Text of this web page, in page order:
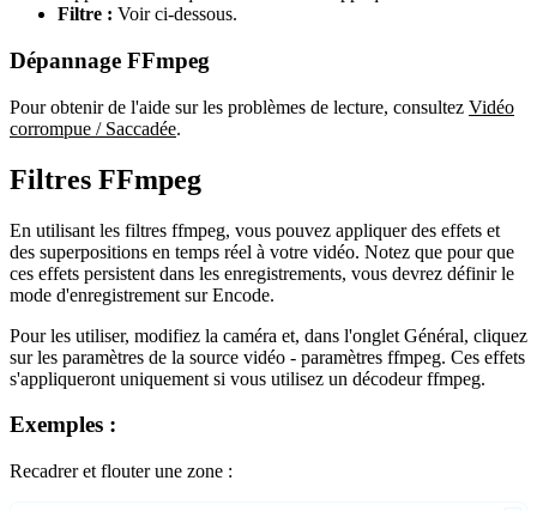
Filtre : Voir ci-dessous.
Dépannage FFmpeg
Pour obtenir de l'aide sur les problèmes de lecture, consultez Vidéo
corrompue / Saccadée.
Filtres FFmpeg
En utilisant les filtres ffmpeg, vous pouvez appliquer des effets et
des superpositions en temps réel à votre vidéo. Notez que pour que
ces effets persistent dans les enregistrements, vous devrez définir le
mode d'enregistrement sur Encode.
Pour les utiliser, modifiez la caméra et, dans l'onglet Général, cliquez
sur les paramètres de la source vidéo - paramètres ffmpeg. Ces effets
s'appliqueront uniquement si vous utilisez un décodeur ffmpeg.
Exemples :
Recadrer et flouter une zone :